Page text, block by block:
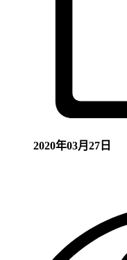
2020年03月27日